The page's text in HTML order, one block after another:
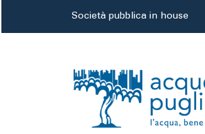
Società pubblica in house